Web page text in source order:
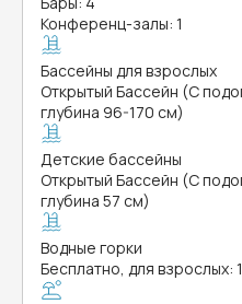
Конференц-залы: 1
Бассейны для взрослых
Открытый Бассейн (С
глубина 96-170 см)
Детские бассейны
Открытый Бассейн (С
глубина 57 см)
Водные горки
Бесплатно, для взрослых: